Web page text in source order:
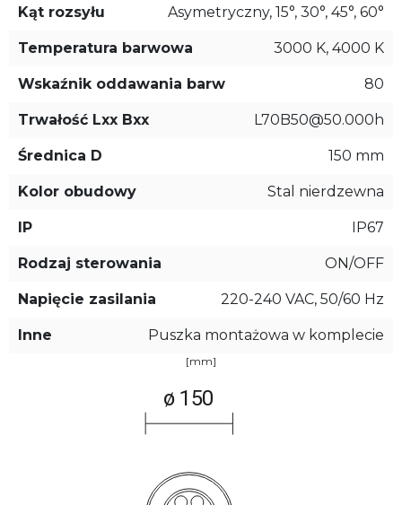
Kąt rozsyłu Asymetryczny, 15°, 30°, 45°, 60°
Temperatura barwowa 3000 K, 4000 K
Wskaźnik oddawania barw 80
Trwałość Lxx Bxx L70B50@50.000h
Średnica D 150 mm
Kolor obudowy Stal nierdzewna
IP IP67
Rodzaj sterowania ON/OFF
Napięcie zasilania 220-240 VAC, 50/60 Hz
Inne Puszka montażowa w komplecie
[mm]